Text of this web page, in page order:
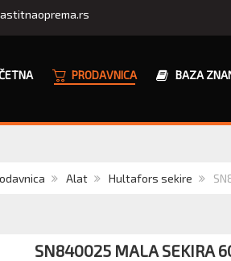
PRODAVNICA BAZA
Alat Hultafors sekire
SN840025 MALA SEKIRA